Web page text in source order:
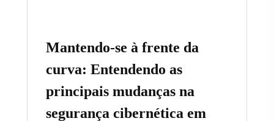
Mantendo-se à frente da
curva: Entendendo as
principais mudanças na
segurança cibernética em